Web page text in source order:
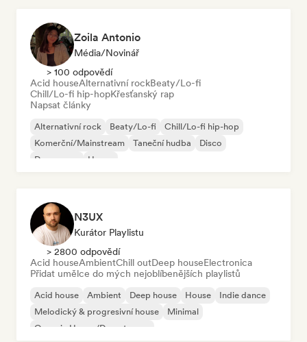
Zoila Antonio
Média/novinář
> 100 odpovědí
Acid houseAlternativní rockBeaty/Lo-fi
Chill/Lo-fi hip-hopKřesťanský rap
Napsat články
Alternativní rock Beaty/Lo-fi
Chill/Lo-fi hip-hop
Komerční/Mainstream
Taneční hudba
Disco
Dream pop
House
N3UX
Kurátor Playlistu
> 2800 odpovědí
Acid houseAmbientChill outDeep houseElectronica
Přidat umělce do mých nejoblíbenějších playlistů
Acid house Ambient Deep house House
Indie dance
Melodický & progresivní house
Minimal
Organic House/Downtempo